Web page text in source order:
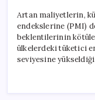
Artan maliyetlerin,
endekslerine (PMI)
beklentilerinin
ülkelerdeki tüketici
seviyesine